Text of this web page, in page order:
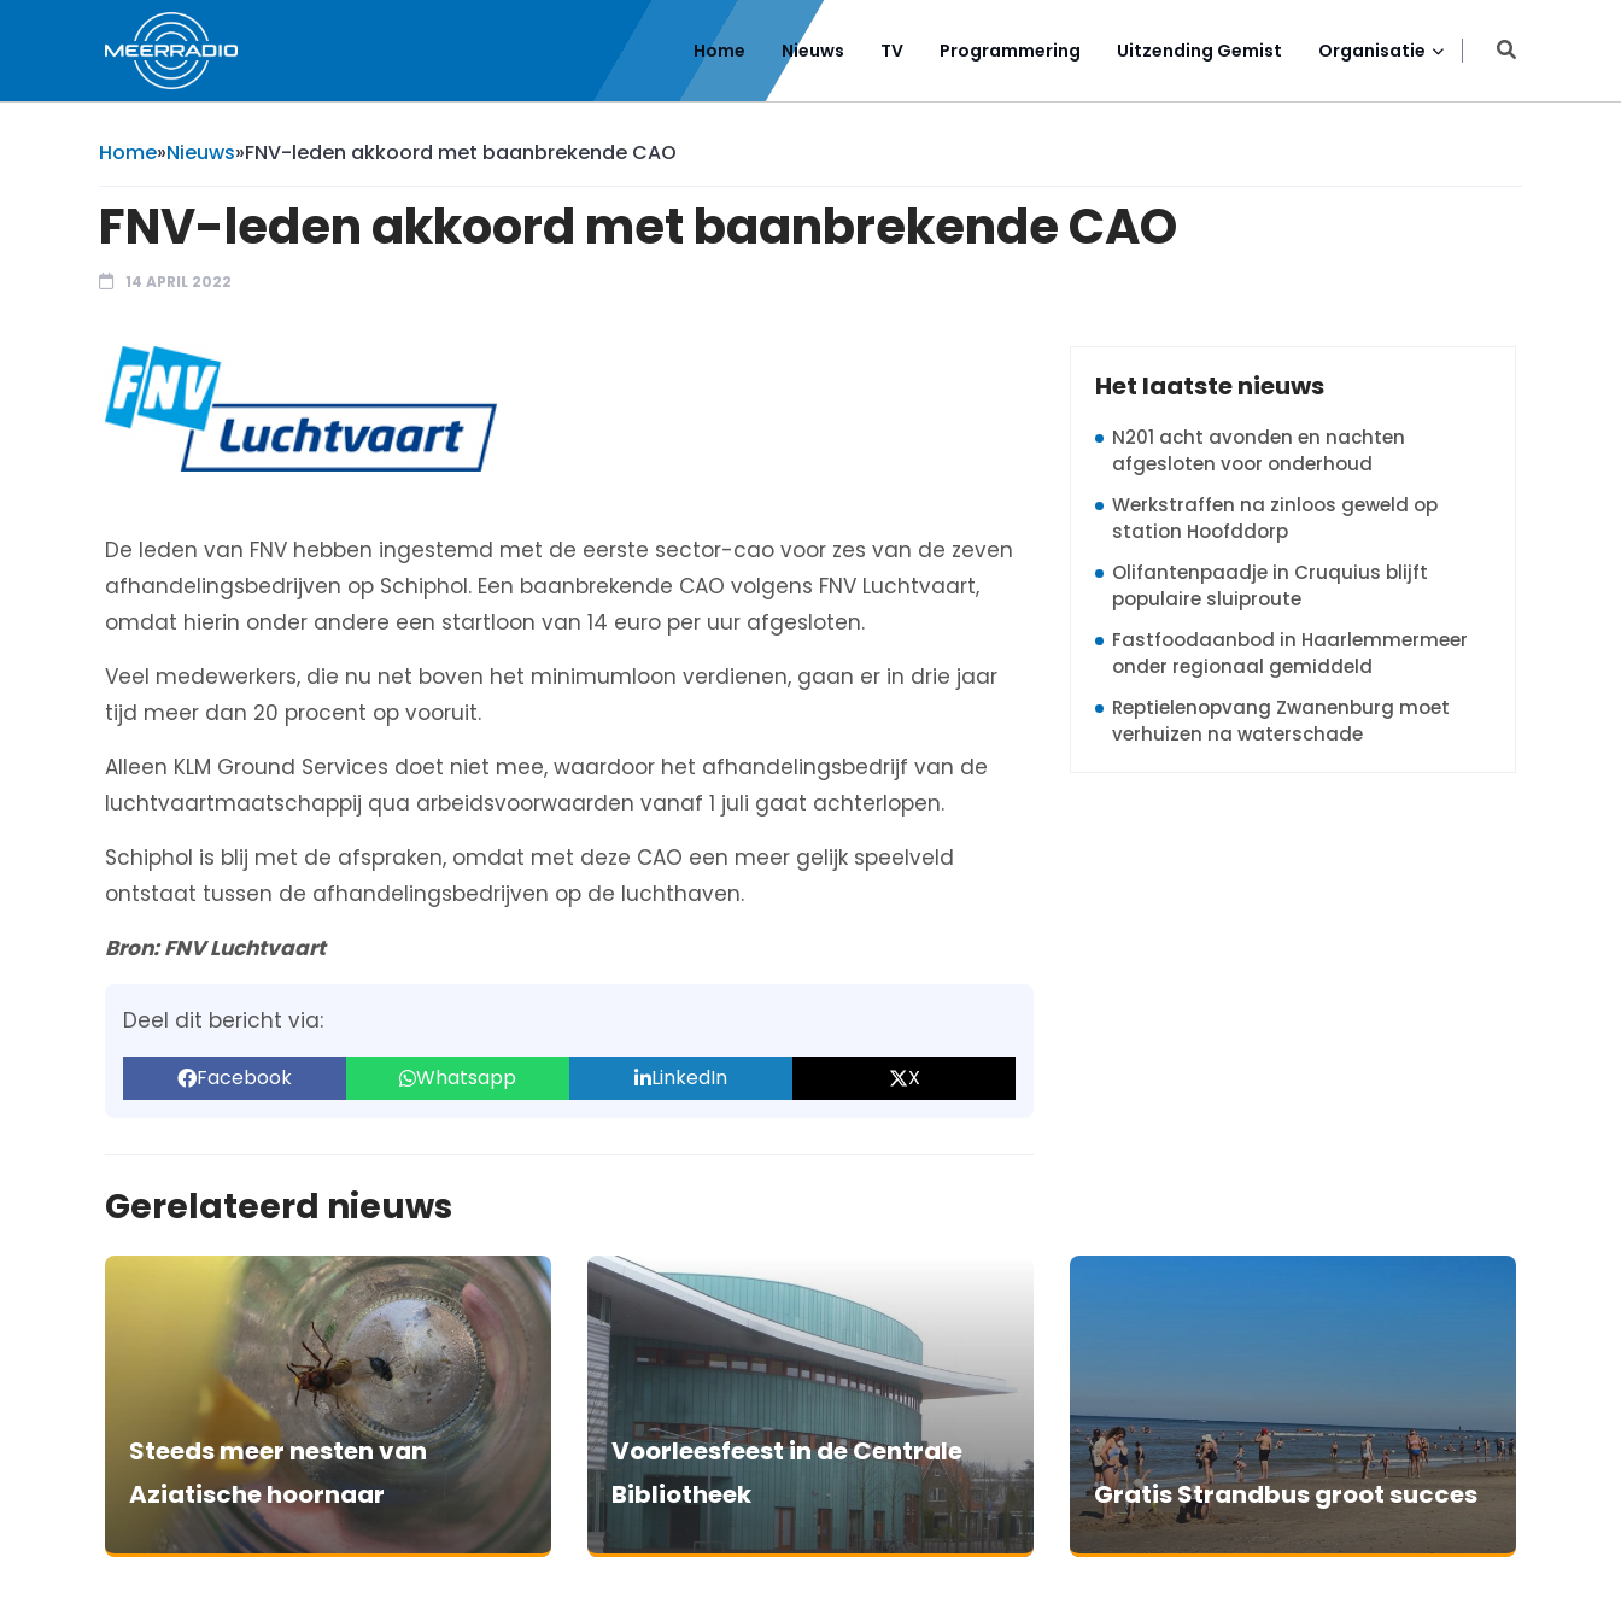
Home Nieuws TV Programmering Uitzending Gemist Organisatie
Home»Nieuws»FNV-leden akkoord met baanbrekende CAO
FNV-leden akkoord met baanbrekende CAO
14 APRIL 2022
De leden van FNV hebben ingestemd met de eerste sector-cao voor zes van de zeven
afhandelingsbedrijven op Schiphol. Een baanbrekende CAO volgens FNV Luchtvaart,
omdat hierin onder andere een startloon van 14 euro per uur afgesloten.
Veel medewerkers, die nu net boven het minimumloon verdienen, gaan er in drie jaar
tijd meer dan 20 procent op vooruit.
Alleen KLM Ground Services doet niet mee, waardoor het afhandelingsbedrijf van de
luchtvaartmaatschappij qua arbeidsvoorwaarden vanaf 1 juli gaat achterlopen.
Schiphol is blij met de afspraken, omdat met deze CAO een meer gelijk speelveld
ontstaat tussen de afhandelingsbedrijven op de luchthaven.
Bron: FNV Luchtvaart
Deel dit bericht via:
Facebook Whatsapp LinkedIn X
Het laatste nieuws
N201 acht avonden en nachten
afgesloten voor onderhoud
Werkstraffen na zinloos geweld op
station Hoofddorp
Olifantenpaadje in Cruquius blijft
populaire sluiproute
Fastfoodaanbod in Haarlemmermeer
onder regionaal gemiddeld
Reptielenopvang Zwanenburg moet
verhuizen na waterschade
Gerelateerd nieuws
Steeds meer nesten van
Aziatische hoornaar
Voorleesfeest in de Centrale
Bibliotheek
Gratis Strandbus groot succes